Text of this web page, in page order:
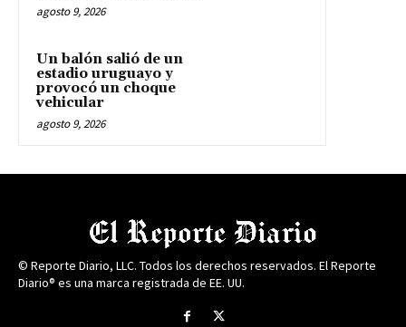
agosto 9, 2026
Un balón salió de un
estadio uruguayo y
provocó un choque
vehicular
agosto 9, 2026
© Reporte Diario, LLC. Todos los derechos reservados. El Reporte
Diario® es una marca registrada de EE. UU.